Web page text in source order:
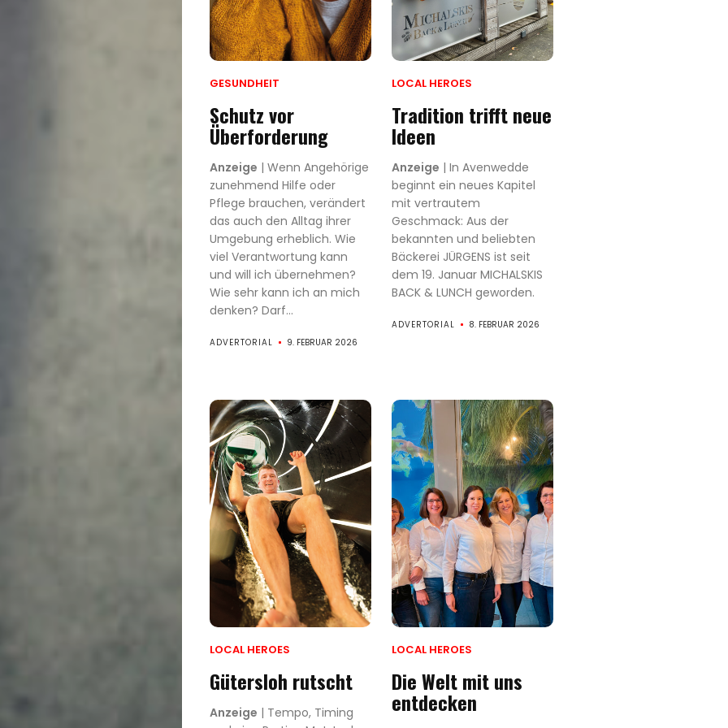
GESUNDHEIT
Schutz vor
Überforderung
Anzeige | Wenn Angehörige
zunehmend Hilfe oder
Pflege brauchen, verändert
das auch den Alltag ihrer
Umgebung erheblich. Wie
viel Verantwortung kann
und will ich übernehmen?
Wie sehr kann ich an mich
denken? Darf...
ADVERTORIAL 9. FEBRUAR 2026
LOCAL HEROES
Tradition trifft neue
Ideen
Anzeige | In Avenwedde
beginnt ein neues Kapitel
mit vertrautem
Geschmack: Aus der
bekannten und beliebten
Bäckerei JÜRGENS ist seit
dem 19. Januar MICHALSKIS
BACK & LUNCH geworden.
ADVERTORIAL 8. FEBRUAR 2026
LOCAL HEROES
Gütersloh rutscht
Anzeige | Tempo, Timing
LOCAL HEROES
Die Welt mit uns
entdecken